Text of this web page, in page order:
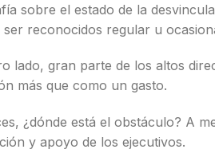
sobre el estado de la
ser reconocidos regular u
lado, gran parte de los altos
más que como un gasto.
¿dónde está el obstáculo? A
y apoyo de los ejecutivos.